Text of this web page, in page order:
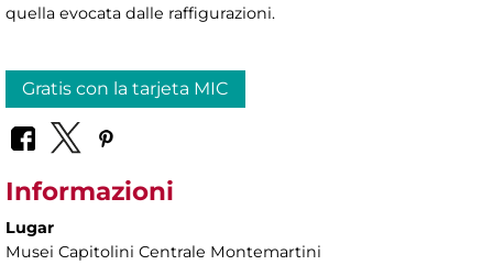
quella evocata dalle raffigurazioni.
Gratis con la tarjeta MIC
Informazioni
Lugar
Musei Capitolini Centrale Montemartini